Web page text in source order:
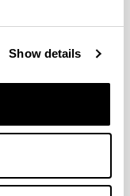
Show details
Gazta
del Festival
de quesos
internacional